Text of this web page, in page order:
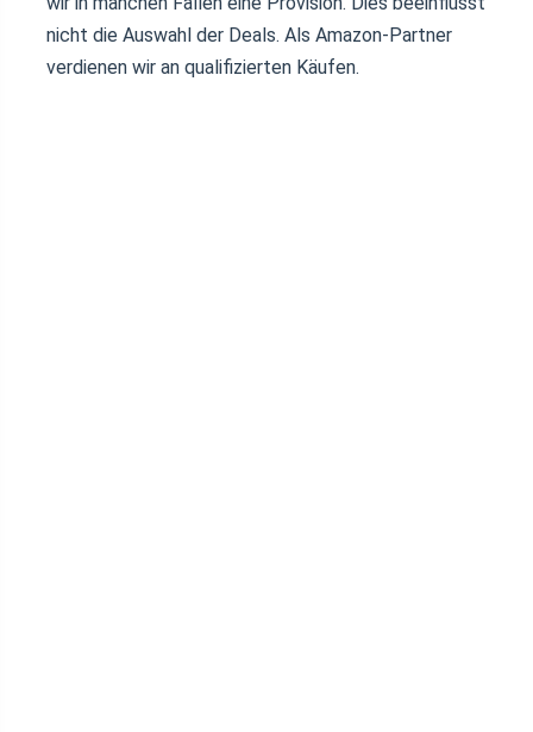
nicht die Auswahl der Deals. Als Amazon-Partner
verdienen wir an qualifizierten Käufen.